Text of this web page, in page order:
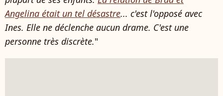
Angelina était un tel désastre... c'est l'opposé avec
Ines. Elle ne déclenche aucun drame. C'est une
personne très discrète."